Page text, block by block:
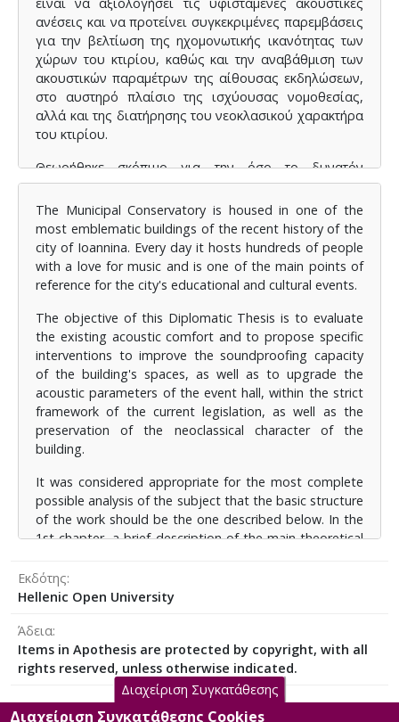
ανέσεις και να προτείνει συγκεκριμένες παρεμβάσεις
για την βελτίωση της ηχομονωτικής ικανότητας των
χώρων του κτιρίου, καθώς και την αναβάθμιση των
ακουστικών παραμέτρων της αίθουσας εκδηλώσεων,
στο αυστηρό πλαίσιο της ισχύουσας νομοθεσίας,
αλλά και της διατήρησης του νεοκλασικού χαρακτήρα
του κτιρίου.
Θεωρήθηκε σκόπιμο για την όσο το δυνατόν
πληρέστερη ανάλυση του αντικειμένου η βασική
δομή της εργασίας να είναι αυτή που περιγράφεται
στην συνέχεια. Στο 1οκεφάλαιο δίδεται μια σύντομη
περιγραφή των βασικών θεωρητικών στοιχείων στα
οποία βασίστηκε η εκπόνηση της παρούσας εργασίας.
Στο 2ο κεφάλαιο παρουσιάζεται η μεθοδολογία της
έρευνας ενώ στο 3
ο
υφιστάμενη κατάσταση του κτιρίου όπως
αποτυπώθηκε έπειτα από επιτόπιες αυτοψίες του
μελετητή.
Στο 4ο κεφάλαιο αναφέρονται οι βασικές επιλογές
της μελέτης ενίσχυσης της ηχομονωτικής ικανότητας
των δομικών στοιχείων του κτιρίου, η αξιολόγηση
του κυκλοφοριακού θορύβου της περιοχής καθώς
επίσης και των λειτουργικών θορύβων του κτιρίου.
Στο 5 κεφάλαιο δίδεται η μελέτη ηχομόνωσης η
οποία εκπονήθηκε σύμφωνα με το άρθρο 12 του
Κτιριοδομικού κανονισμού και τις απαιτήσεις κατά
DIN 4109 ενώ στο 6οκεφάλαιο καταγράφεται η
κατασκευαστικών διατάξεων.
Στο 7 οκεφάλαιο ακολουθεί η ακουστική μελέτη της
αίθουσας εκδηλώσεων, με αξιολόγηση της
υφιστάμενης κατάστασης και προτάσεις βελτίωσης
των ακουστικών συνθηκών, με την χρήση ειδικά
διαμορφωμένων υπολογιστικών φύλλων καθώς
επίσης και εξειδικευμένου λογισμικού. Τέλος, στο 8
The Municipal Conservatory is housed in one of the
most emblematic buildings of the recent history of the
city of Ioannina. Every day it hosts hundreds of people
with a love for music and is one of the main points of
reference for the city's educational and cultural events.
The objective of this Diplomatic Thesis is to evaluate
the existing acoustic comfort and to propose specific
interventions to improve the soundproofing capacity
of the building's spaces, as well as to upgrade the
acoustic parameters of the event hall, within the strict
framework of the current legislation, as well as the
preservation of the neoclassical character of the
building.
It was considered appropriate for the most complete
possible analysis of the subject that the basic structure
of the work should be the one described below. In the
1st chapter, a brief description of the main theoretical
based is given. In the 2nd chapter, the research
methodology is presented, while in the 3rd chapter,
was captured after on-site autopsies by the
researcher.In the 4th chapter, the basic options of the
study to enhance the soundproofing capacity of the
structural elements of the building, the evaluation of
the traffic noise of the area as well as the functional
Εκδότης
Hellenic Open University
Άδεια
Items in Apothesis are protected by copyright, with all
rights reserved, unless otherwise indicated.
Διαχείριση Συγκατάθεσης
Διαχείριση Συγκατάθεσης Cookies